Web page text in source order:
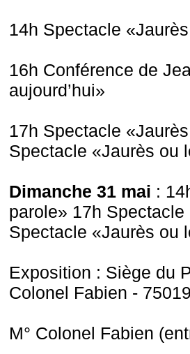
14h Spectacle
16h Conférence de
aujourd’hui»
17h Spectacle
Spectacle «Jaurès ou
Dimanche 31 mai :
parole» 17h
Spectacle «Jaurès ou
Exposition : Siège du
Colonel Fabien -
M° Colonel Fabien